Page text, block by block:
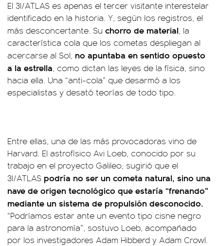
El 3I/ATLAS es apenas el tercer visitante interestelar
identificado en la historia. Y, según los registros, el
más desconcertante. Su chorro de material, la
característica cola que los cometas despliegan al
acercarse al Sol, no apuntaba en sentido opuesto
a la estrella, como dictan las leyes de la física, sino
hacia ella. Una “anti-cola” que desarmó a los
especialistas y desató teorías de todo tipo.
Entre ellas, una de las más provocadoras vino de
Harvard. El astrofísico Avi Loeb, conocido por su
trabajo en el proyecto Galileo, sugirió que el
3I/ATLAS podría no ser un cometa natural, sino una
nave de origen tecnológico que estaría “frenando”
mediante un sistema de propulsión desconocido.
“Podríamos estar ante un evento tipo cisne negro
para la astronomía”, sostuvo Loeb, acompañado
por los investigadores Adam Hibberd y Adam Crowl.